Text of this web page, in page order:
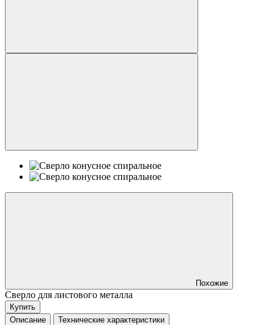
Похожие
Сверло для листового металла
Купить
Описание
Технические характеристики